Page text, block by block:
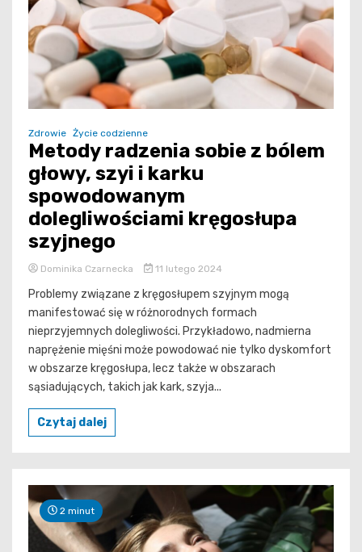
Zdrowie Życie codzienne
Metody radzenia sobie z bólem
głowy, szyi i karku
spowodowanym
dolegliwościami kręgosłupa
szyjnego
Dominika Czarnecka 11 lutego 2024
Problemy związane z kręgosłupem szyjnym mogą
manifestować się w różnorodnych formach
nieprzyjemnych dolegliwości. Przykładowo, nadmierna
naprężenie mięśni może powodować nie tylko dyskomfort
w obszarze kręgosłupa, lecz także w obszarach
sąsiadujących, takich jak kark, szyja...
Czytaj dalej
2 minut